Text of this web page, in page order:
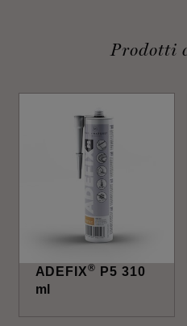
Prodotti
ADEFIX®
P5 310
ml